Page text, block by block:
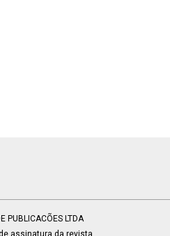
LTDA
assinatura da revista